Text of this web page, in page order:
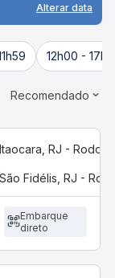
Alterar data
12h00 -
Recomendado
Itaocara, RJ -
São Fidélis, RJ -
Embarque
direto